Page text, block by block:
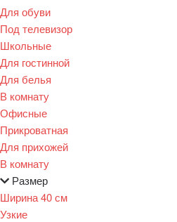
Для обуви
Под телевизор
Школьные
Для гостинной
Для белья
В комнату
Офисные
Прикроватная
Для прихожей
В комнату
Размер
Ширина 40 см
Узкие